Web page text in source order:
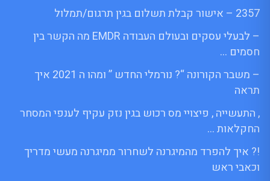
2357 – אישור קבלת תשלום בגין תרגום/תמלול
– לבעלי עסקים ובעולם העבודה EMDR מה הקשר בין
חסמים …
– משבר הקורונה “? נורמלי החדש ” ומהו ה 2021 איך
תראה
, התעשייה , פיצויי מס רכוש בגין נזק עקיף לענפי המסחר
החקלאות …
!? איך להפרד מהמיגרנה לשחרור ממיגרנה מעשי מדריך
וכאבי ראש